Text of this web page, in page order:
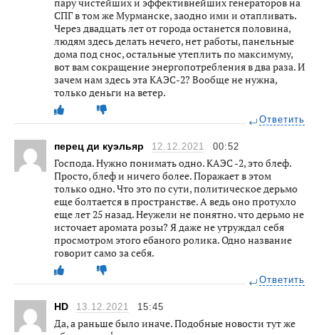
СПГ в том же Мурманске, заодно ими и отапливать.
Через двадцать лет от города останется половина,
людям здесь делать нечего, нет работы, панельные
дома под снос, остальные утеплить по максимуму,
вот вам сокращение энергопотребления в два раза. И
зачем нам здесь эта КАЭС-2? Вообще не нужна,
только деньги на ветер.
Ответить
перец ди куэльяр 12.12.2021 00:52
Господа. Нужно понимать одно. КАЭС -2, это блеф.
Просто, блеф и ничего более. Поражает в этом
только одно. Что это по сути, политическое дерьмо
еще болтается в пространстве. А ведь оно протухло
еще лет 25 назад. Неужели не понятно. что дерьмо не
источает аромата розы? Я даже не утруждал себя
просмотром этого ебаного ролика. Одно название
говорит само за себя.
Ответить
HD 13.12.2021 15:45
Да, а раньше было иначе. Подобные новости тут же